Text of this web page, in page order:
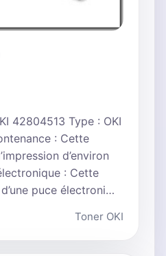
42804513 Type : OKI
: Cette
d’environ
: Cette
puce électroni…
Toner OKI